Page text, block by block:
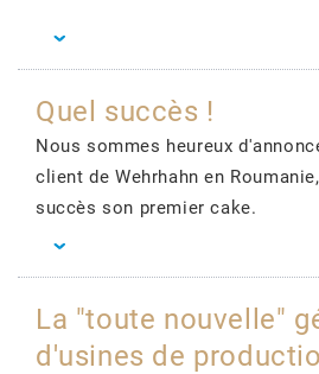
Quel succès !
Nous sommes heureux
client de Wehrhahn en
succès son premier cake.
La "toute nouvelle"
d'usines de